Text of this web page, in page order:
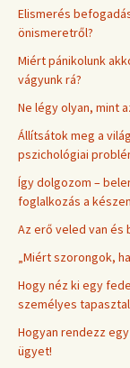
Elismerés
önismeretről?
Miért pánikolunk
vágyunk rá?
Ne légy olyan, mint
Állítsátok meg a
pszichológiai
Így dolgozom –
foglalkozás a
Az erő veled van és
„Miért szorongok,
Hogy néz ki egy
személyes
Hogyan rendezz
ügyet!